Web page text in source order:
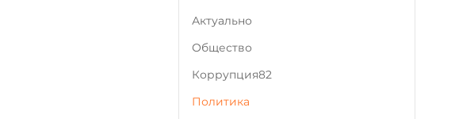
Актуально
Общество
Коррупция82
Политика